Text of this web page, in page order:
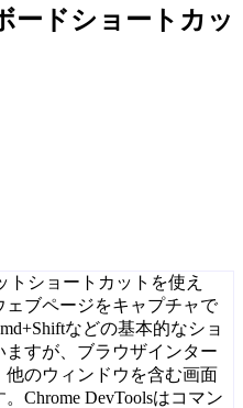
ードショートカッ
トショートカットを使え
ブページをキャプチャで
などの基本的なショ
すが、ブラウザインター
のウィンドウを含む画面
Chrome DevToolsはコマン